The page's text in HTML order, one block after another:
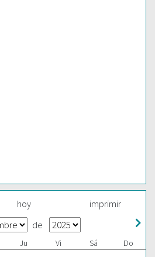
hoy imprimir
de
Ju Vi Sá
Do